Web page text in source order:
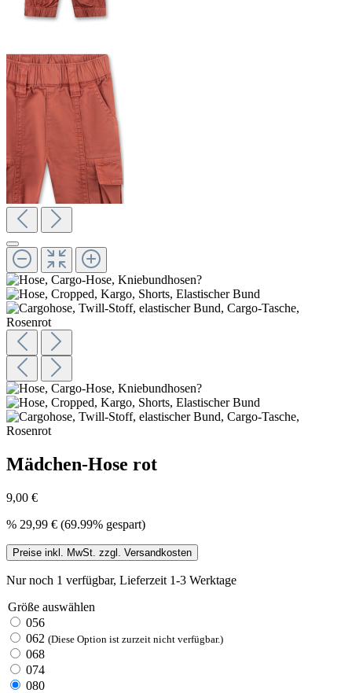
Mädchen-Hose rot
9,00 €
% 29,99 € (69.99% gespart)
Preise inkl. MwSt. zzgl. Versandkosten
Nur noch 1 verfügbar, Lieferzeit 1-3 Werktage
Größe auswählen
056
062 (Diese Option ist zurzeit nicht verfügbar.)
068
074
080